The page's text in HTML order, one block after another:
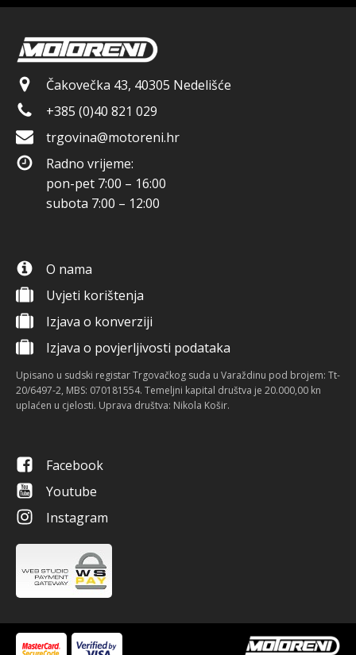
Čakovečka 43, 40305 Nedelišće
+385 (0)40 821 029
trgovina@motoreni.hr
Radno vrijeme:
pon-pet 7:00 – 16:00
subota 7:00 – 12:00
O nama
Uvjeti korištenja
Izjava o konverziji
Izjava o povjerljivosti podataka
Upisano u sudski registar Trgovačkog suda u Varaždinu pod brojem: Tt-
20/6497-2, MBS: 070181554. Temeljni kapital društva je 20.000,00 kn
uplaćen u cjelosti. Uprava društva: Nikola Košir.
Facebook
Youtube
Instagram